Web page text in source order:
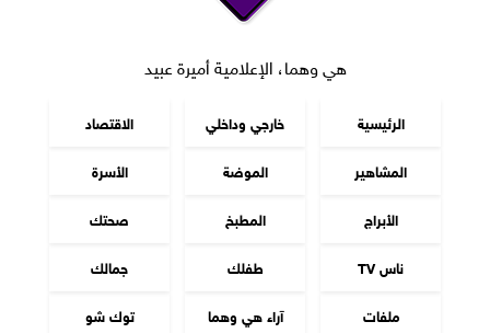
هي وهما، الإعلامية أميرة عبيد
الرئيسية خارجي وداخلي
الاقتصاد
المشاهير
الموضة
الأسرة
الأبراج
المطبخ
صحتك
ناس TV
طفلك
جمالك
ملفات
آراء هي وهما توك شو